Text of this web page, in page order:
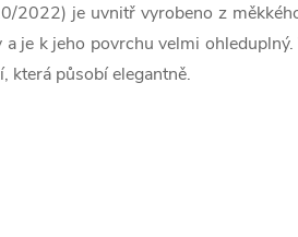
2022) je uvnitř vyrobeno z
je k jeho povrchu velmi
která působí elegantně.